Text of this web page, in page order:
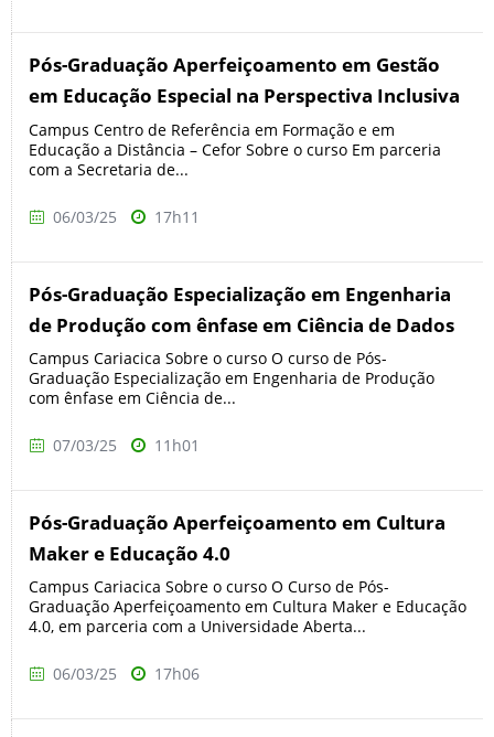
Pós-Graduação Aperfeiçoamento em Gestão
em Educação Especial na Perspectiva Inclusiva
Campus Centro de Referência em Formação e em
Educação a Distância – Cefor Sobre o curso Em parceria
com a Secretaria de...
06/03/25 17h11
Pós-Graduação Especialização em Engenharia
de Produção com ênfase em Ciência de Dados
Campus Cariacica Sobre o curso O curso de Pós-
Graduação Especialização em Engenharia de Produção
com ênfase em Ciência de...
07/03/25 11h01
Pós-Graduação Aperfeiçoamento em Cultura
Maker e Educação 4.0
Campus Cariacica Sobre o curso O Curso de Pós-
Graduação Aperfeiçoamento em Cultura Maker e Educação
4.0, em parceria com a Universidade Aberta...
06/03/25 17h06